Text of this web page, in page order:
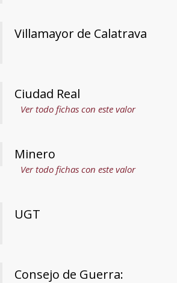
Villamayor de Calatrava
Ciudad Real
Ver todo fichas con este valor
Minero
Ver todo fichas con este valor
UGT
Consejo de Guerra: